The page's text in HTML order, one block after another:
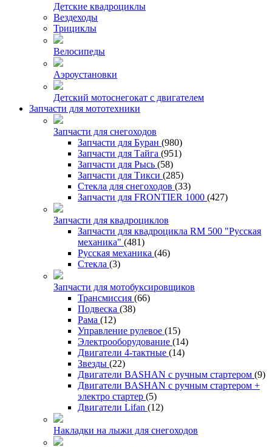
Детские квадроциклы
Вездеходы
Трициклы
Велосипеды
Аэроустановки
Детский мотоснегокат с двигателем
Запчасти для мототехники
Запчасти для снегоходов
Запчасти для Буран (980)
Запчасти для Тайга (951)
Запчасти для Рысь (58)
Запчасти для Тикси (285)
Стекла для снегоходов (33)
Запчасти для FRONTIER 1000 (427)
Запчасти для квадроциклов
Запчасти для квадроцикла RM 500 "Русская
механика" (481)
Русская механика (46)
Стекла (3)
Запчасти для мотобуксировщиков
Трансмиссия (66)
Подвеска (38)
Рама (12)
Управление рулевое (15)
Электрооборудование (14)
Двигатели 4-тактные (14)
Звезды (22)
Двигатели BASHAN с ручным стартером (9)
Двигатели BASHAN с ручным стартером +
электро стартер (5)
Двигатели Lifan (12)
Накладки на лыжи для снегоходов